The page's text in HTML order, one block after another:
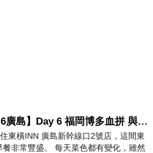
【2026-6廣島】Day 6 福岡博多血拼 與機場接送少年司機深夜對談
東橫INN 廣島新幹線口2號店，這間東
餐非常豐盛。 每天菜色都有變化，雖然